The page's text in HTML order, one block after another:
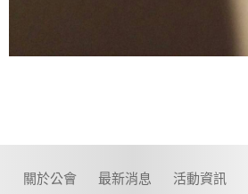
關於公會 最新消息 活動資訊